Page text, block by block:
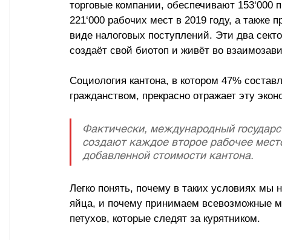
торговые компании, обеспечивают 153‘000
221‘000 рабочих мест в 2019 году, а также
виде налоговых поступлений. Эти два
создаёт свой биотоп и живёт во
Социология кантона, в котором 47%
гражданством, прекрасно отражает эту
Фактически, международный
создают каждое второе рабочее
добавленной стоимости кантона.
Легко понять, почему в таких условиях
яйца, и почему принимаем всевозможные
петухов, которые следят за курятником.